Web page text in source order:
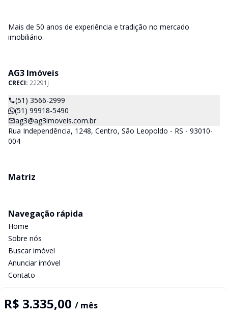
R$ 3.335,00 / mês
Mais de 50 anos de experiência e tradição no mercado
imobiliário.
AG3 Imóveis
CRECI: 22291J
(51) 3566-2999
(51) 99918-5490
ag3@ag3imoveis.com.br
Rua Independência, 1248, Centro, São Leopoldo - RS - 93010-
004
Matriz
Navegação rápida
Home
Sobre nós
Buscar imóvel
Anunciar imóvel
Contato